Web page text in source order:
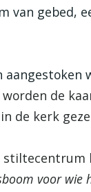
van gebed,
aangestoken
de
de kerk
voor wie